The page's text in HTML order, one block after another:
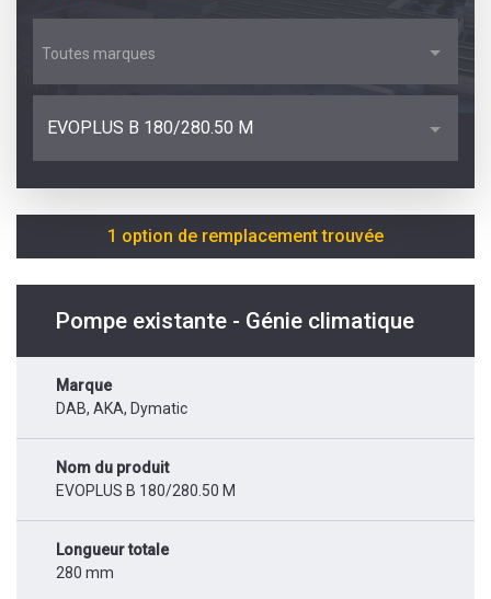
Toutes marques
EVOPLUS B 180/280.50 M
1 option de remplacement trouvée
Pompe existante - Génie climatique
Marque
DAB, AKA, Dymatic
Nom du produit
EVOPLUS B 180/280.50 M
Longueur totale
280 mm